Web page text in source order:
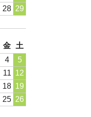
28 29
金
土
4
5
11 12
18 19
25 26